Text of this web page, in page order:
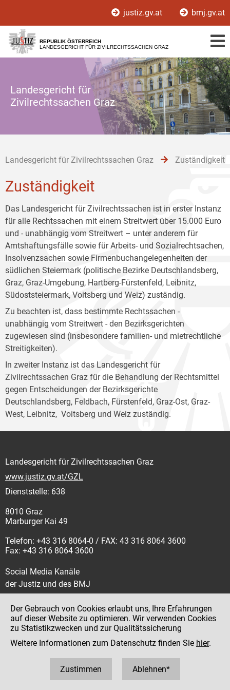
[1]
[2]
[3]
justiz.gv.at bmj.gv.at
REPUBLIK ÖSTERREICH
LANDESGERICHT FÜR ZIVILRECHTSSACHEN GRAZ
Landesgericht für
Zivilrechtssachen Graz
Landesgericht für Zivilrechtssachen Graz Zuständigkeit
Zuständigkeit
Das Landesgericht für Zivilrechtssachen ist in erster Instanz
für alle Rechtssachen mit einem Streitwert über 15.000 Euro
und - unabhängig vom Streitwert – unter anderem für
Amtshaftungsfälle sowie für Arbeits- und Sozialrechtsachen,
Insolvenzsachen sowie Firmenbuchangelegenheiten der
südlichen Steiermark (politische Bezirke Deutschlandsberg,
Graz, Graz-Umgebung, Hartberg-Fürstenfeld, Leibnitz,
Südoststeiermark, Voitsberg und Weiz) zuständig.
Zu beachten ist, dass bestimmte Rechtssachen -
unabhängig vom Streitwert - den Bezirksgerichten
zugewiesen sind (insbesondere familien- und mietrechtliche
Streitigkeiten).
In zweiter Instanz ist das Landesgericht für
Zivilrechtssachen Graz für die Behandlung der Rechtsmittel
gegen Entscheidungen der Bezirksgerichte
Deutschlandsberg, Feldbach, Fürstenfeld, Graz-Ost, Graz-
West, Leibnitz, Voitsberg und Weiz zuständig.
Landesgericht für Zivilrechtssachen Graz
www.justiz.gv.at/GZL
Dienststelle: 638
8010 Graz
Marburger Kai 49
Telefon: +43 316 8064-0 / FAX: 43 316 8064 3600
Fax: +43 316 8064 3600
Social Media Kanäle
der Justiz und des BMJ
Impressum
Datenschutz
Hinweisgeber:innenplattform (für Mitarbeiter:innen)
Der Gebrauch von Cookies erlaubt uns, Ihre Erfahrungen
auf dieser Website zu optimieren. Wir verwenden Cookies
zu Statistikzwecken und zur Qualitätssicherung
Weitere Informationen zum Datenschutz finden Sie hier.
Zustimmen Ablehnen*